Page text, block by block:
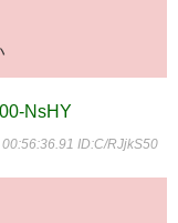
NsHY
00:56:36.91 ID:C/RJjkS50